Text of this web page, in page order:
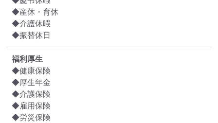
◆産休・育休
◆介護休暇
◆振替休日
福利厚生
◆健康保険
◆厚生年金
◆介護保険
◆雇用保険
◆労災保険